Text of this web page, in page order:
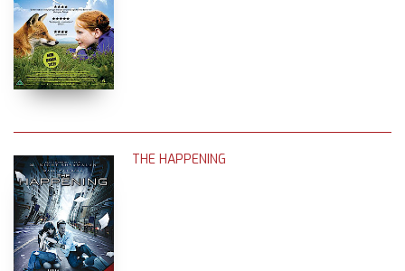
THE HAPPENING